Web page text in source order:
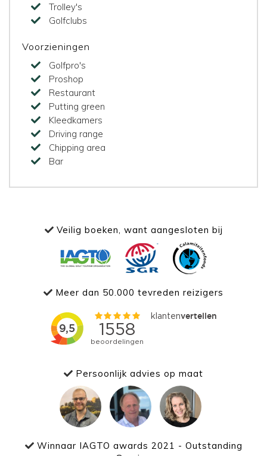
Trolley's
Golfclubs
Voorzieningen
Golfpro's
Proshop
Restaurant
Putting green
Kleedkamers
Driving range
Chipping area
Bar
Veilig boeken, want aangesloten bij
Meer dan 50.000 tevreden reizigers
Persoonlijk advies op maat
Winnaar IAGTO awards 2021 - Outstanding